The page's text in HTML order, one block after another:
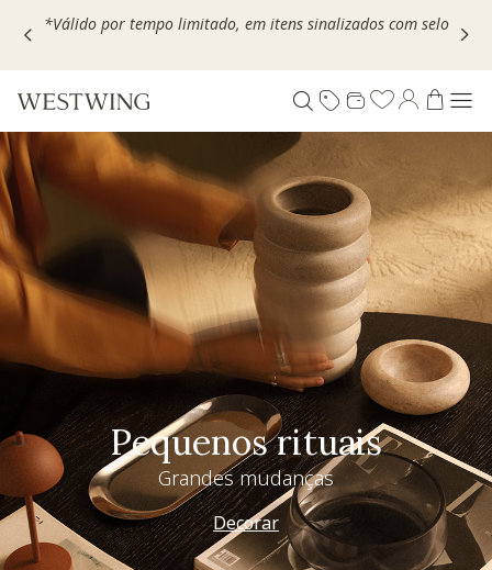
Escolha seu VOUCHER e ganhe até 30% OFF*: useMOVEL30,
Pequenos rituais
Grandes mudanças
Decorar